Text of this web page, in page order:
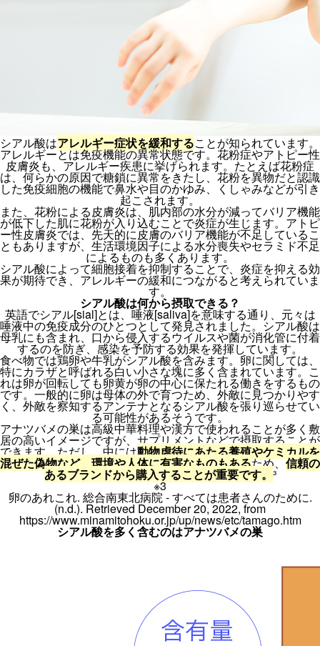
シアル酸はアレルギー症状を緩和することが知られています。
アレルギーとは免疫機能の異常状態です。花粉症やアトピー性
皮膚炎も、アレルギー疾患に挙げられます。たとえば花粉症
は、何らかの原因で糖鎖に異常をきたし、花粉を異物だと認識
した免疫細胞の機能で鼻水や目のかゆみ、くしゃみなどが引き
起こされます。
また、花粉による皮膚炎は、肌内部の水分が減ってバリア機能
が低下した肌に花粉が入り込むことで炎症が生じます。アトピ
ー性皮膚炎では、先天的に皮膚のバリア機能が不足しているこ
ともありますが、生活環境因子による水分喪失やセラミド不足
によるものも多くあります。
シアル酸によって細胞接着を抑制することで、炎症を抑える効
果が期待でき、アレルギーの緩和につながると考えられていま
す。
シアル酸は何から摂取できる？
英語でシアル[sial]とは、唾液[saliva]を意味する通り、元々は
唾液中の免疫成分のひとつとして発見されました。シアル酸は
母乳にも含まれ、口から侵入するウイルスや菌が消化管に付着
するのを防ぎ、感染を予防する効果を発揮しています。
食べ物では鶏卵や牛乳がシアル酸を含みます。卵に関しては、
特にカラザと呼ばれる白い小さな塊に多く含まれています。こ
れは卵が回転しても卵黄が卵の中心に保たれる働きをするもの
です。一般的に卵は母体の外で育つため、外敵に見つかりやす
く、外敵を察知するアンテナとなるシアル酸を張り巡らせてい
る可能性があるそうです。
アナツバメの巣は高級中華料理や漢方で使われることが多く敷
居の高いイメージですが、サプリメントなどで摂取することが
できます。ただし、中には動物虐待にあたる養殖やケミカルを
混ぜた偽物など、環境や人体に有害なものもあるため、信頼の
あるブランドから購入することが重要です。 ³
※3
卵のあれこれ. 総合南東北病院 - すべては患者さんのために.
(n.d.). Retrieved December 20, 2022, from
https://www.minamitohoku.or.jp/up/news/etc/tamago.htm
シアル酸を多く含むのはアナツバメの巣